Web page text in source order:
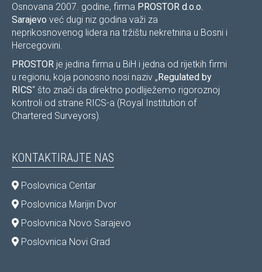
Osnovana 2007. godine, firma PROSTOR d.o.o.
Sarajevo već dugi niz godina važi za
neprikosnovenog lidera na tržištu nekretnina u Bosni i
Hercegovini.
PROSTOR je jedina firma u BiH i jedna od rijetkih firmi
u regionu, koja ponosno nosi naziv „Regulated by
RICS“ što znači da direktno podliježemo rigoroznoj
kontroli od strane RICS-a (Royal Institution of
Chartered Surveyors).
KONTAKTIRAJTE NAS
Poslovnica Centar
Poslovnica Marijin Dvor
Poslovnica Novo Sarajevo
Poslovnica Novi Grad